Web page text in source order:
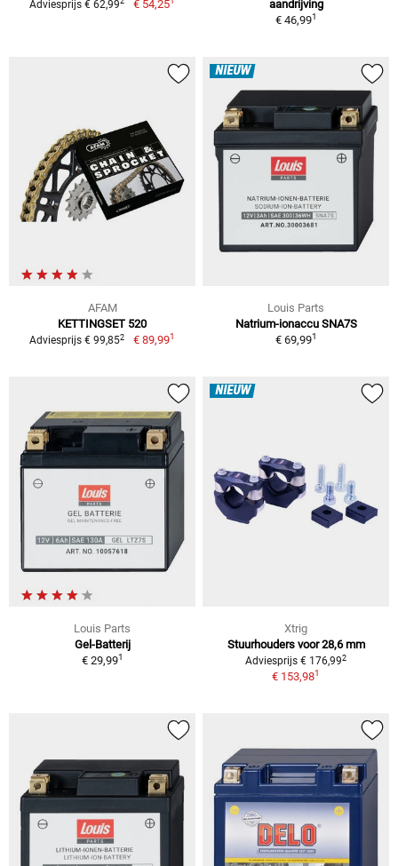
Adviesprijs € 62,99 € 54,25
aandrijving
€ 46,991
AFAM
KETTINGSET 520
Adviesprijs € 99,852 € 89,991
NIEUW
Louis Parts
Natrium-ionaccu SNA7S
€ 69,991
Louis Parts
Gel-Batterij
€ 29,991
NIEUW
Xtrig
Stuurhouders voor 28,6 mm
Adviesprijs € 176,992
€ 153,981